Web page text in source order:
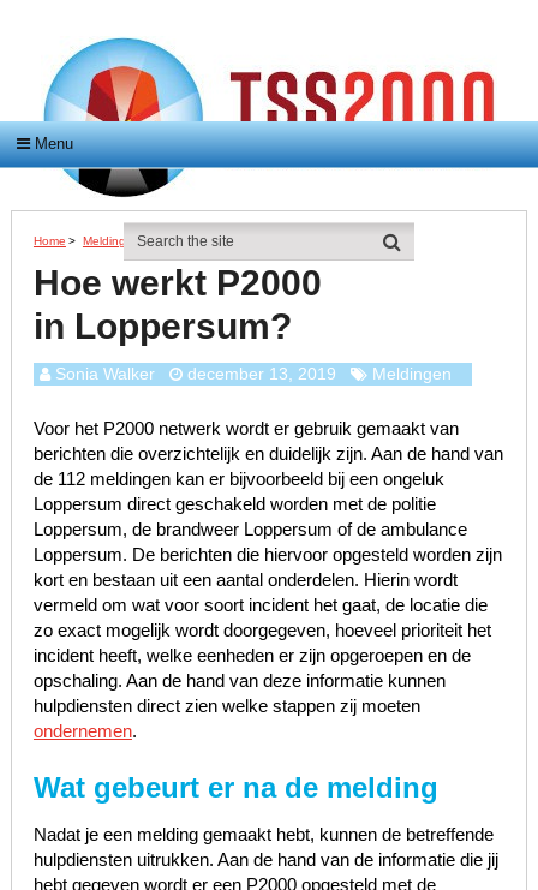
Menu
Home > Meldingen > Hoe Werkt P2000 In Loppersum?
Hoe werkt P2000
in Loppersum?
Sonia Walker december 13, 2019 Meldingen
Voor het P2000 netwerk wordt er gebruik gemaakt van
berichten die overzichtelijk en duidelijk zijn. Aan de hand van
de 112 meldingen kan er bijvoorbeeld bij een ongeluk
Loppersum direct geschakeld worden met de politie
Loppersum, de brandweer Loppersum of de ambulance
Loppersum. De berichten die hiervoor opgesteld worden zijn
kort en bestaan uit een aantal onderdelen. Hierin wordt
vermeld om wat voor soort incident het gaat, de locatie die
zo exact mogelijk wordt doorgegeven, hoeveel prioriteit het
incident heeft, welke eenheden er zijn opgeroepen en de
opschaling. Aan de hand van deze informatie kunnen
hulpdiensten direct zien welke stappen zij moeten
ondernemen.
Wat gebeurt er na de melding
Nadat je een melding gemaakt hebt, kunnen de betreffende
hulpdiensten uitrukken. Aan de hand van de informatie die jij
hebt gegeven wordt er een P2000 opgesteld met de